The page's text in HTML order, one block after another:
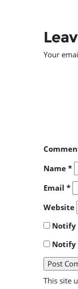
Your
Name *
Email *
Website
Notify
Notify
This site